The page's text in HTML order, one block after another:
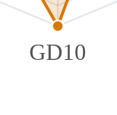
GD10